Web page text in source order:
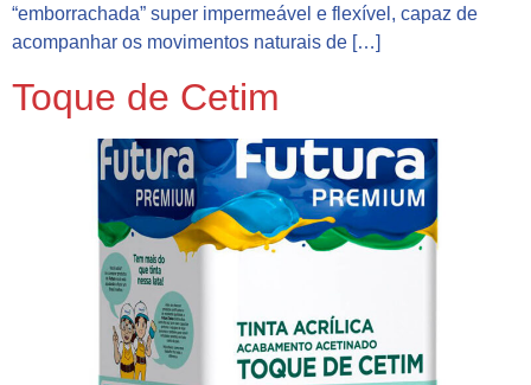
“emborrachada” super impermeável e flexível, capaz de
acompanhar os movimentos naturais de […]
Toque de Cetim